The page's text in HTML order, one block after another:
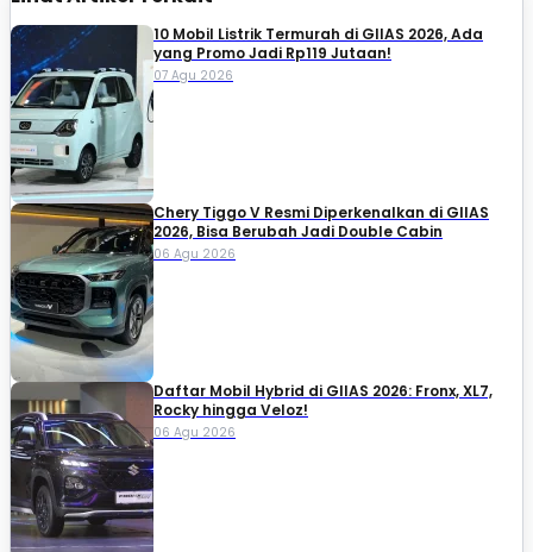
10 Mobil Listrik Termurah di GIIAS 2026, Ada
yang Promo Jadi Rp119 Jutaan!
07 Agu 2026
Chery Tiggo V Resmi Diperkenalkan di GIIAS
2026, Bisa Berubah Jadi Double Cabin
06 Agu 2026
Daftar Mobil Hybrid di GIIAS 2026: Fronx, XL7,
Rocky hingga Veloz!
06 Agu 2026